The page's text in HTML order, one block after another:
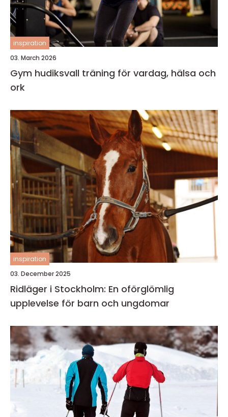
inspiration
03. March 2026
Gym hudiksvall träning för vardag, hälsa och
ork
inspiration
03. December 2025
Ridläger i Stockholm: En oförglömlig
upplevelse för barn och ungdomar